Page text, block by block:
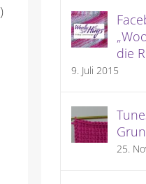
)
die
9. Juli 2015
25.